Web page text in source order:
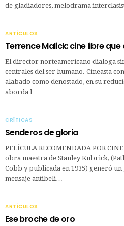
de gladiadores, melodrama
ARTÍCULOS
Terrence Malick: cine libre
El director norteamericano dialoga
centrales del ser humano. Cineasta
alabado como denostado, en su
aborda l…
CRÍTICAS
Senderos de gloria
PELÍCULA RECOMENDADA POR
obra maestra de Stanley Kubrick,
Cobb y publicada en 1935) generó
mensaje antibeli…
ARTÍCULOS
Ese broche de oro